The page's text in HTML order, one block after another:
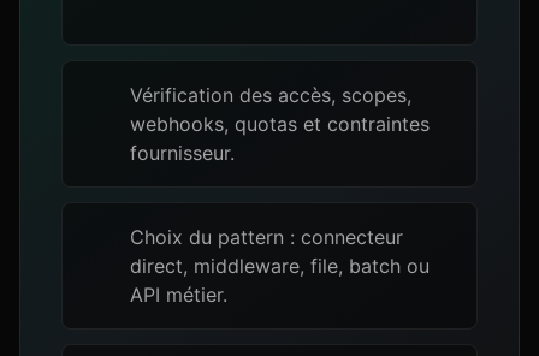
Vérification des accès, scopes,
webhooks, quotas et contraintes
fournisseur.
Choix du pattern : connecteur
direct, middleware, file, batch ou
API métier.